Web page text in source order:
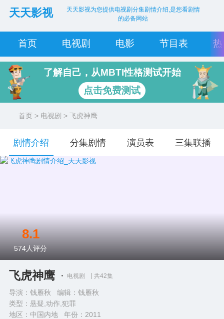
天天影视
天天影视为您提供电视剧分集剧情介绍,是您看剧情
的必备网站
首页 电视剧 电影 节目表
了解自己，从MBTI性格测试开始
点击免费测试
首页 > 电视剧 > 飞虎神鹰
剧情介绍 分集剧情 演员表 三集联播
飞虎神鹰 电视剧 共42集
导演：钱雁秋 编辑：钱雁秋
类型： 悬疑,动作,犯罪
地区：中国内地 年份： 2011
8.1
574人评分